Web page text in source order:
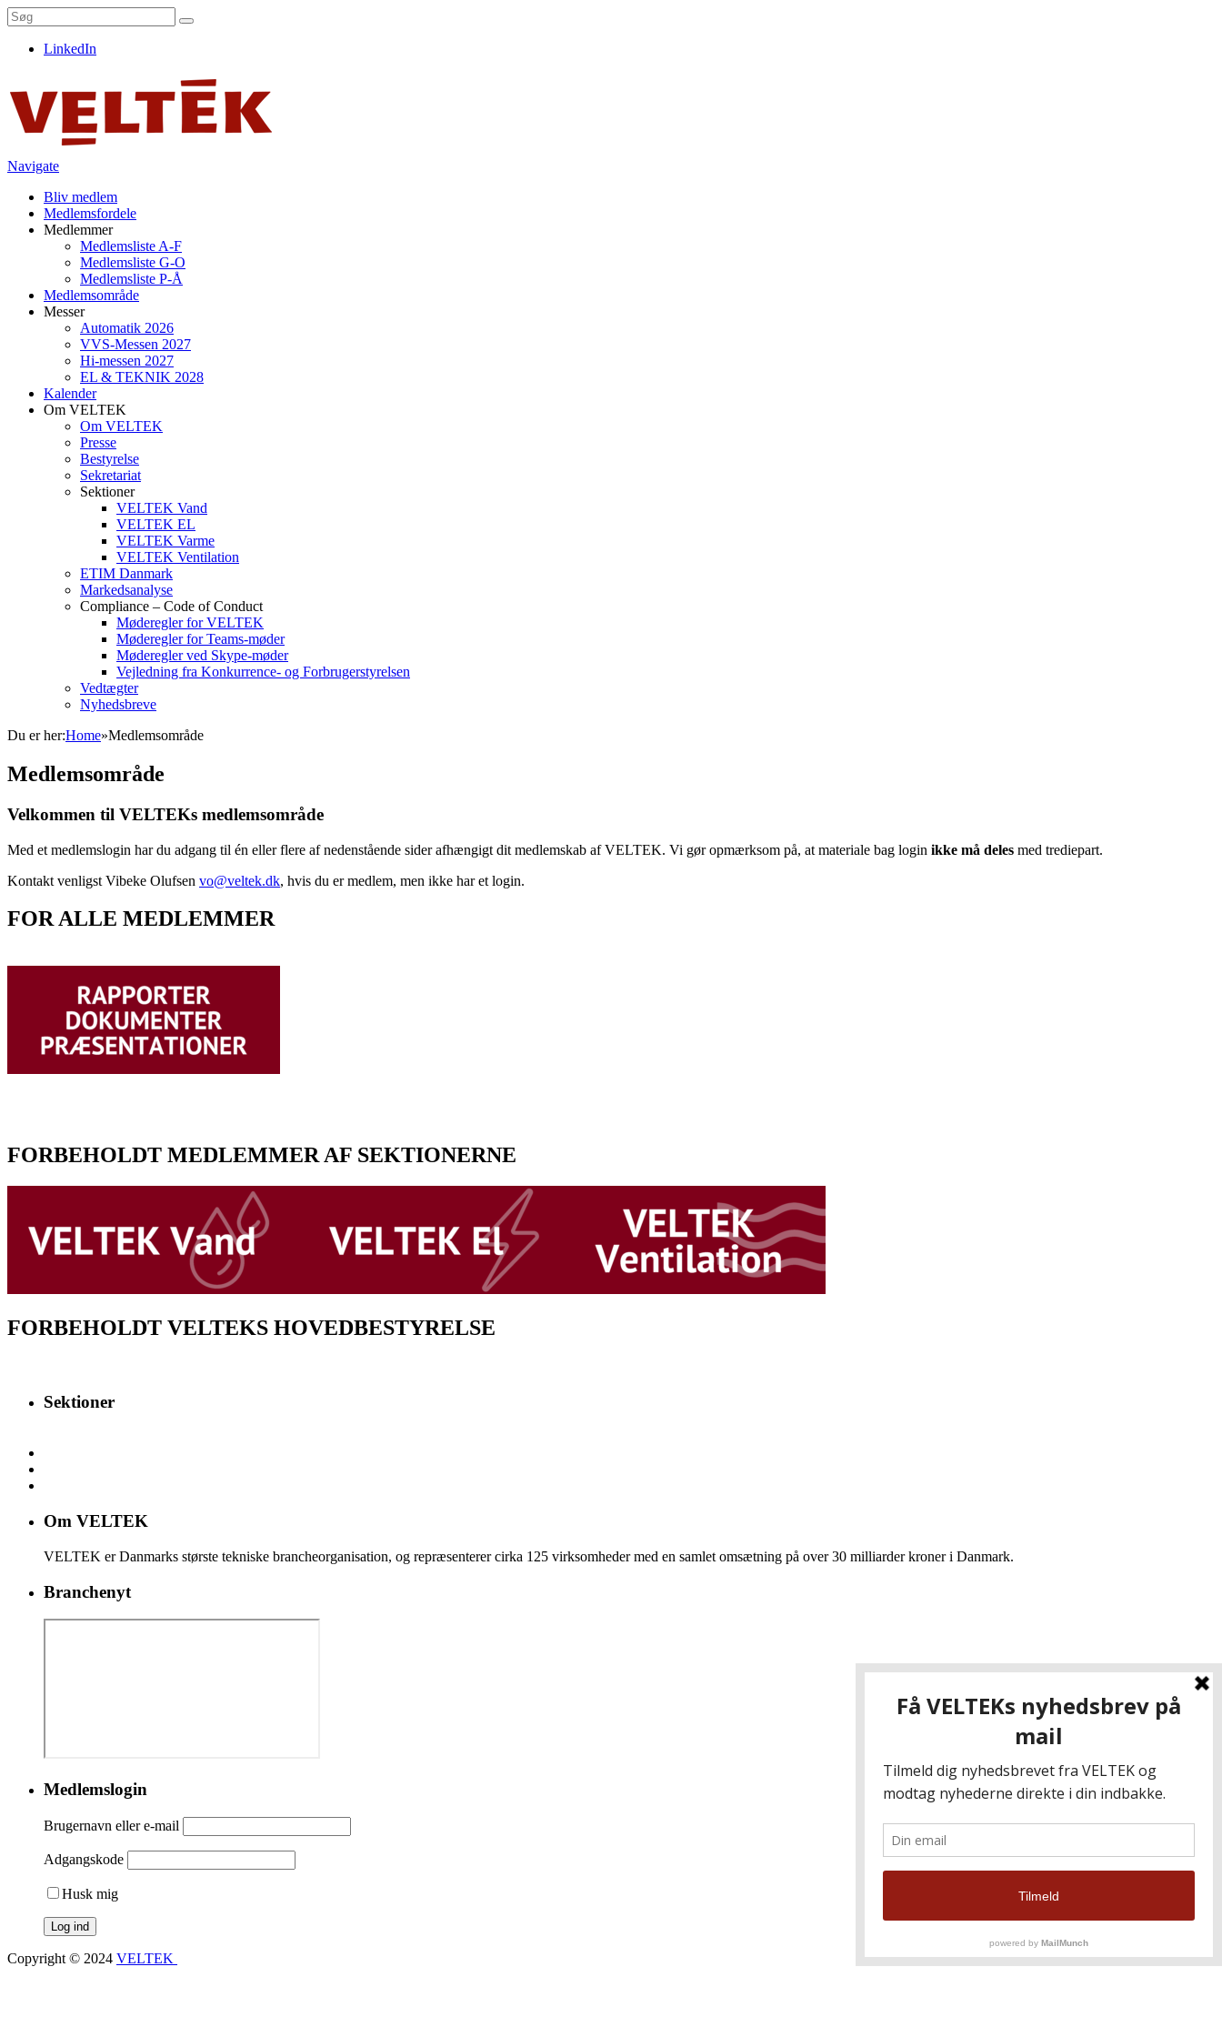
LinkedIn
Navigate
Bliv medlem
Medlemsfordele
Medlemmer
Medlemsliste A-F
Medlemsliste G-O
Medlemsliste P-Å
Medlemsområde
Messer
Automatik 2026
VVS-Messen 2027
Hi-messen 2027
EL & TEKNIK 2028
Kalender
Om VELTEK
Om VELTEK
Presse
Bestyrelse
Sekretariat
Sektioner
VELTEK Vand
VELTEK EL
VELTEK Varme
VELTEK Ventilation
ETIM Danmark
Markedsanalyse
Compliance – Code of Conduct
Møderegler for VELTEK
Møderegler for Teams-møder
Møderegler ved Skype-møder
Vejledning fra Konkurrence- og Forbrugerstyrelsen
Vedtægter
Nyhedsbreve
Du er her:Home»Medlemsområde
Medlemsområde
Velkommen til VELTEKs medlemsområde
Med et medlemslogin har du adgang til én eller flere af nedenstående sider afhængigt dit medlemskab af VELTEK. Vi gør opmærksom på, at materiale bag login ikke må deles med trediepart.
Kontakt venligst Vibeke Olufsen vo@veltek.dk, hvis du er medlem, men ikke har et login.
FOR ALLE MEDLEMMER
FORBEHOLDT MEDLEMMER AF SEKTIONERNE
FORBEHOLDT VELTEKS HOVEDBESTYRELSE
Sektioner
Om VELTEK
VELTEK er Danmarks største tekniske brancheorganisation, og repræsenterer cirka 125 virksomheder med en samlet omsætning på over 30 milliarder kroner i Danmark.
Branchenyt
Medlemslogin
Brugernavn eller e-mail
Adgangskode
Husk mig
Copyright © 2024 VELTEK